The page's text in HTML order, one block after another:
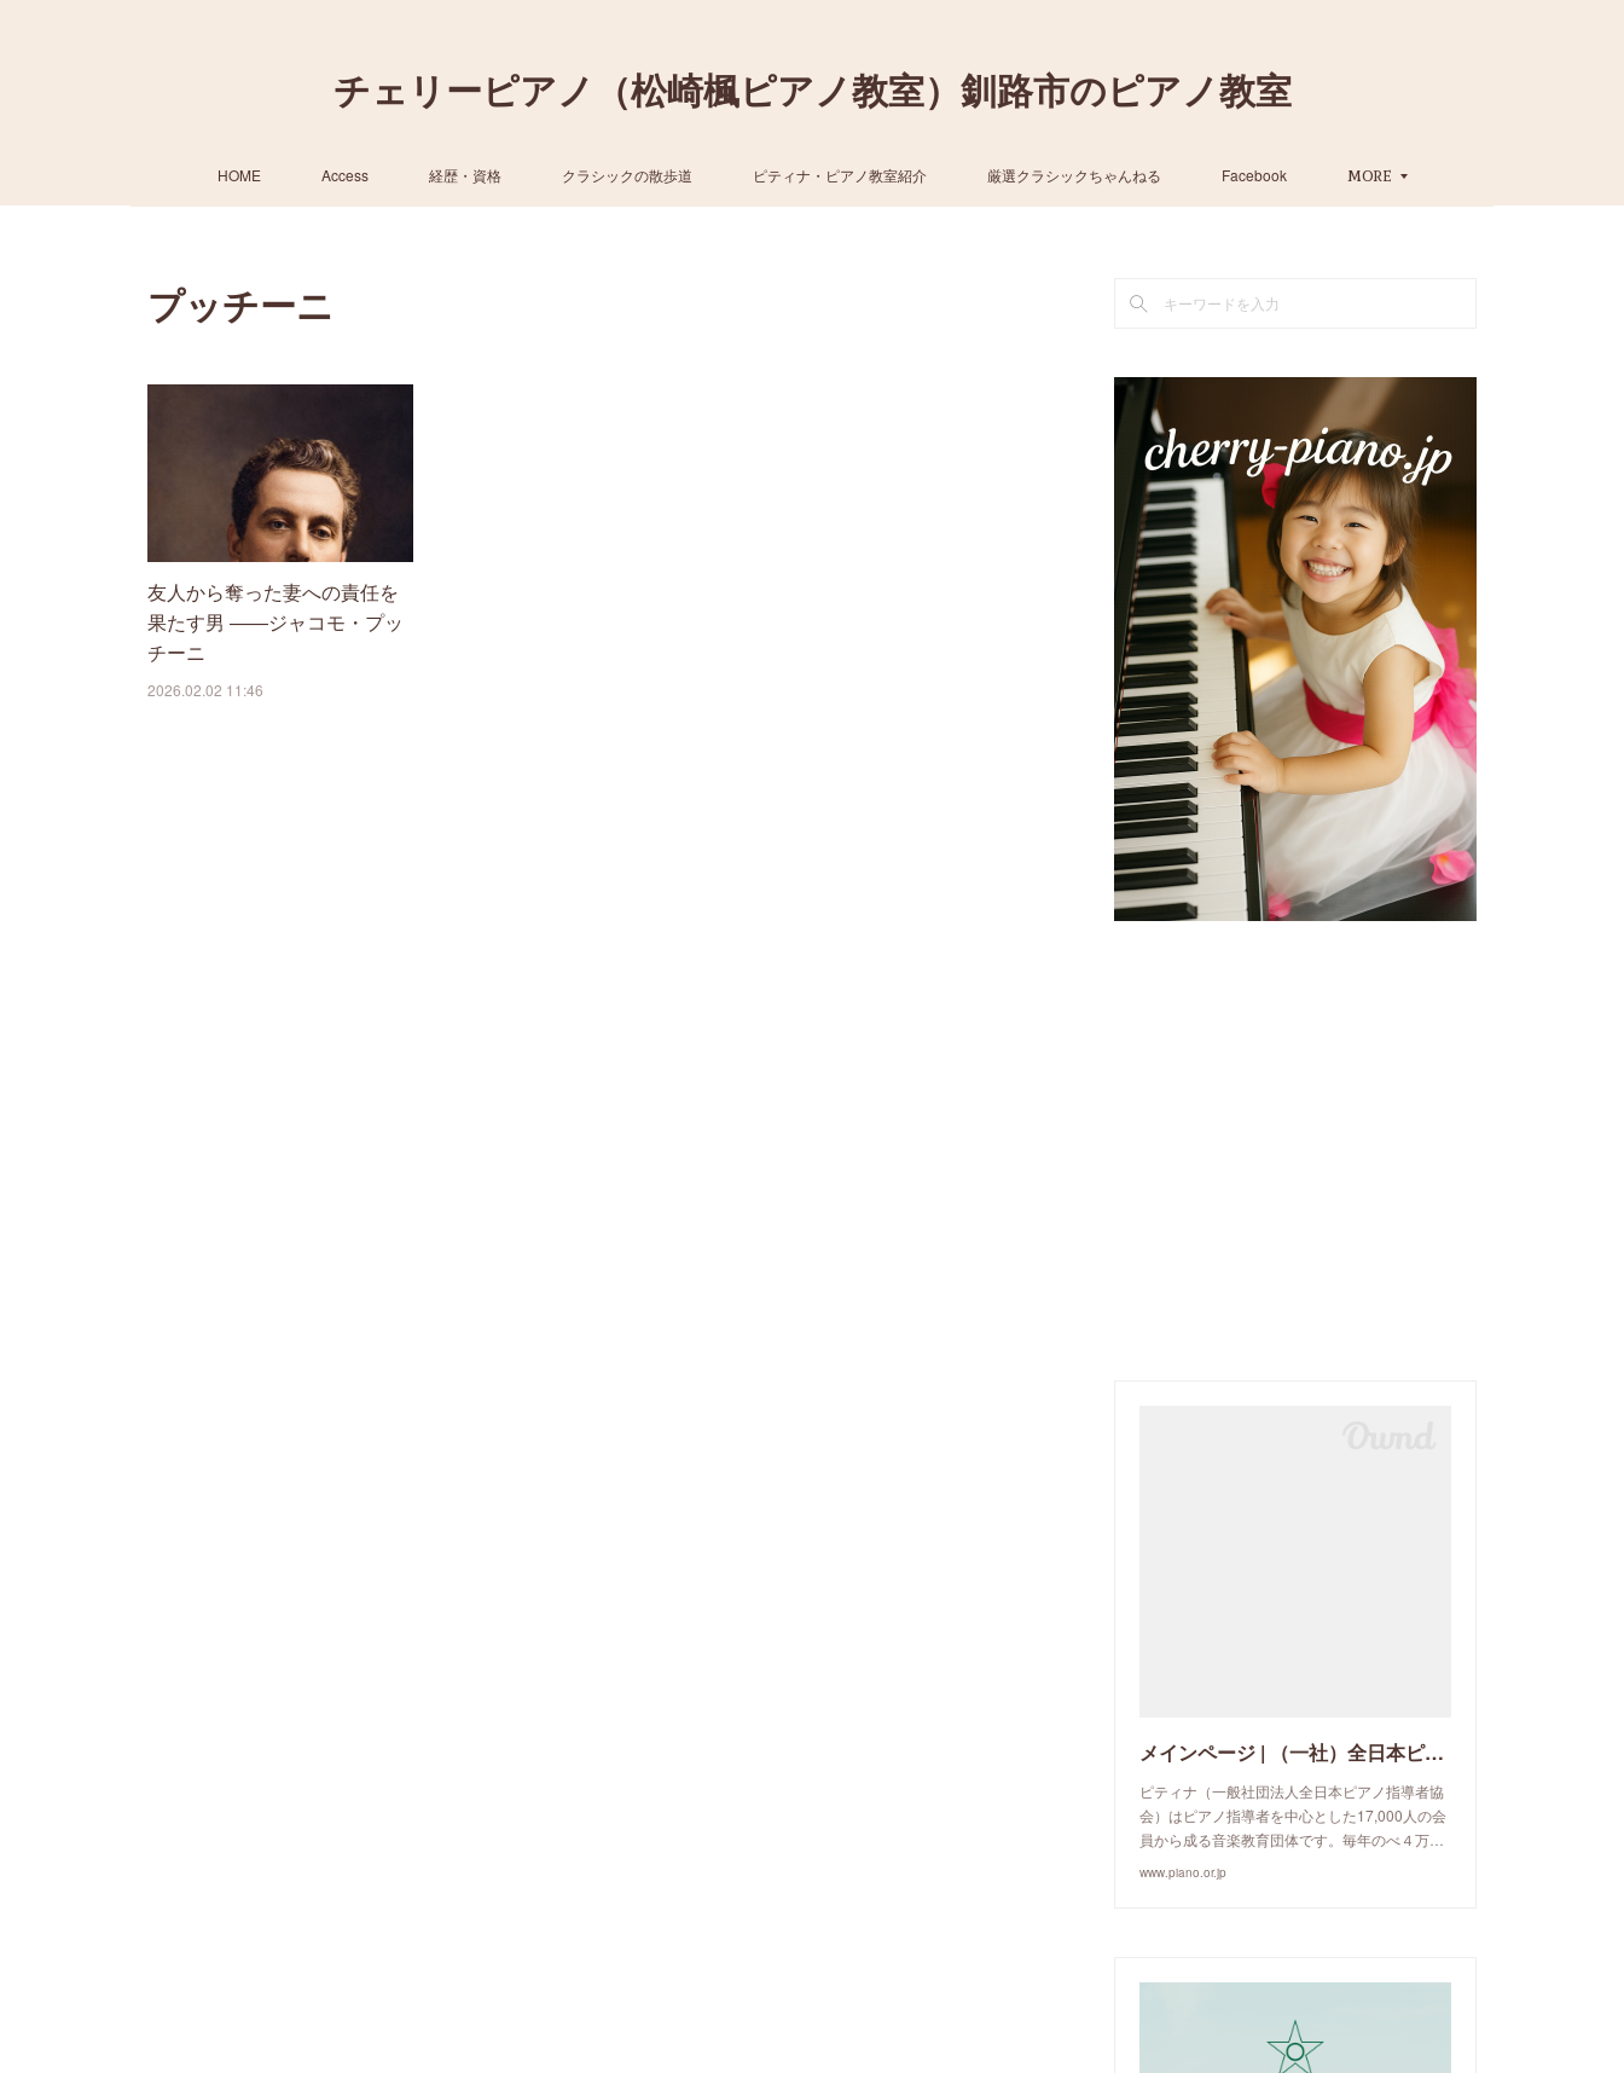
チェリーピアノ（松崎楓ピアノ教室）釧路市のピアノ教室
HOME Access 経歴・資格 クラシックの散歩道 ピティナ・ピアノ教室紹介 厳選クラシックちゃんねる Facebook MORE
プッチーニ
友人から奪った妻への責任を
果たす男 ――ジャコモ・プッ
チーニ
2026.02.02 11:46
メインページ | （一社）全日本ピアノ指導者協会
ピティナ（一般社団法人全日本ピアノ指導者協
会）はピアノ指導者を中心とした17,000人の会
員から成る音楽教育団体です。毎年のべ４万…
www.piano.or.jp